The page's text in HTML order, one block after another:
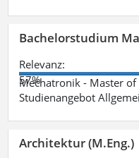
Bachelorstudium
Relevanz:
57%
Mechatronik - Master
Studienangebot
Architektur (M.Eng.)